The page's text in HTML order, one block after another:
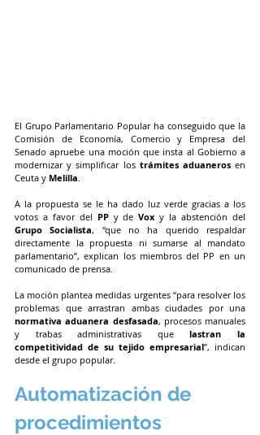
El Grupo Parlamentario Popular ha conseguido que la
Comisión de Economía, Comercio y Empresa del
Senado apruebe una moción que insta al Gobierno a
modernizar y simplificar los trámites aduaneros en
Ceuta y Melilla
A la propuesta se le ha dado luz verde gracias a los
votos a favor del PP y de Vox
Grupo Socialista, “que no ha querido respaldar
directamente la propuesta ni sumarse al mandato
parlamentario”, explican los miembros del PP en un
comunicado de prensa.
La moción plantea medidas urgentes “para resolver los
normativa aduanera desfasada, procesos manuales
y trabas administrativas que lastran la
competitividad de su tejido empresarial”, indican
desde el grupo popular.
Automatización de
procedimientos